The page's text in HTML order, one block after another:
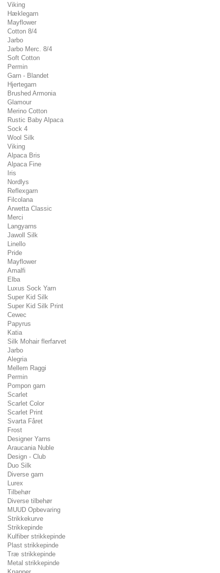
Viking
Hæklegarn
Mayflower
Cotton 8/4
Jarbo
Jarbo Merc. 8/4
Soft Cotton
Permin
Garn - Blandet
Hjertegarn
Brushed Armonia
Glamour
Merino Cotton
Rustic Baby Alpaca
Sock 4
Wool Silk
Viking
Alpaca Bris
Alpaca Fine
Iris
Nordlys
Reflexgarn
Filcolana
Arwetta Classic
Merci
Langyarns
Jawoll Silk
Linello
Pride
Mayflower
Amalfi
Elba
Luxus Sock Yarn
Super Kid Silk
Super Kid Silk Print
Cewec
Papyrus
Katia
Silk Mohair flerfarvet
Jarbo
Alegria
Mellem Raggi
Permin
Pompon garn
Scarlet
Scarlet Color
Scarlet Print
Svarta Fåret
Frost
Designer Yarns
Araucania Nuble
Design - Club
Duo Silk
Diverse garn
Lurex
Tilbehør
Diverse tilbehør
MUUD Opbevaring
Strikkekurve
Strikkepinde
Kulfiber strikkepinde
Plast strikkepinde
Træ strikkepinde
Metal strikkepinde